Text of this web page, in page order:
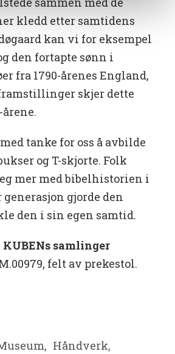
kledd etter samtidens
kan vi for eksempel
den fortapte sønn i
fra 1790-årenes England,
skjer dette
tanke for oss å avbilde
og T-skjorte. Folk
mer med bibelhistorien i
gjorde den
den i sin egen samtid.
samlinger
felt av prekestol.
Håndverk,